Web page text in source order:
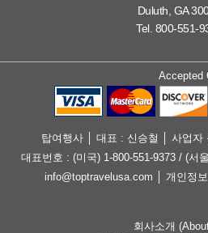
Duluth, GA
Tel. 800-551-
Accepted
탑여행사 │ 대표 : 신승철 │ 사업자
대표번호 : (미국) 1-800-551-9373 / (서
info@toptravelusa.com │ 개인정
회사소개